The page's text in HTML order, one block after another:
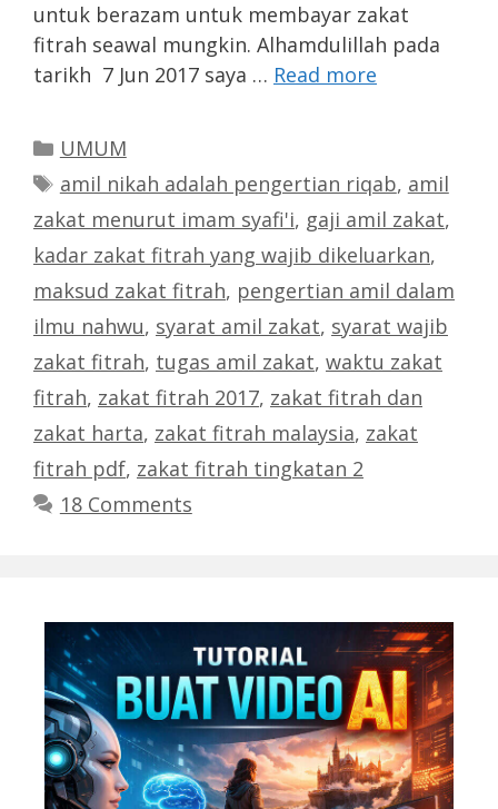
untuk berazam untuk membayar zakat
fitrah seawal mungkin. Alhamdulillah pada
tarikh 7 Jun 2017 saya … Read more
Categories
UMUM
Tags
amil nikah adalah pengertian riqab, amil
zakat menurut imam syafi'i, gaji amil zakat,
kadar zakat fitrah yang wajib dikeluarkan,
maksud zakat fitrah, pengertian amil dalam
ilmu nahwu, syarat amil zakat, syarat wajib
zakat fitrah, tugas amil zakat, waktu zakat
fitrah, zakat fitrah 2017, zakat fitrah dan
zakat harta, zakat fitrah malaysia, zakat
fitrah pdf, zakat fitrah tingkatan 2
18 Comments